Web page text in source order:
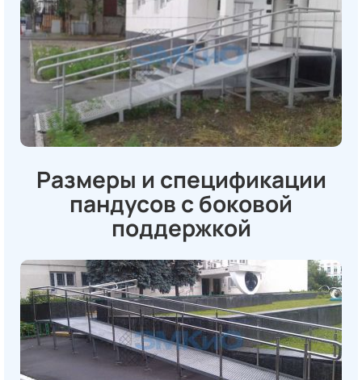
Размеры и спецификации
пандусов с боковой
поддержкой